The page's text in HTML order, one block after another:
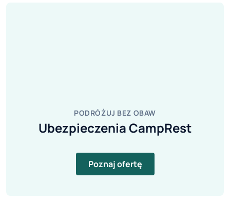
PODRÓŻUJ BEZ OBAW
Ubezpieczenia CampRest
Poznaj ofertę